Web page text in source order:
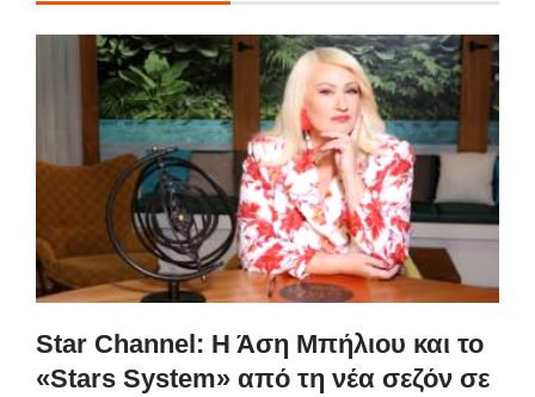
Star Channel: Η Άση Μπήλιου και το
«Stars System» από τη νέα σεζόν σε